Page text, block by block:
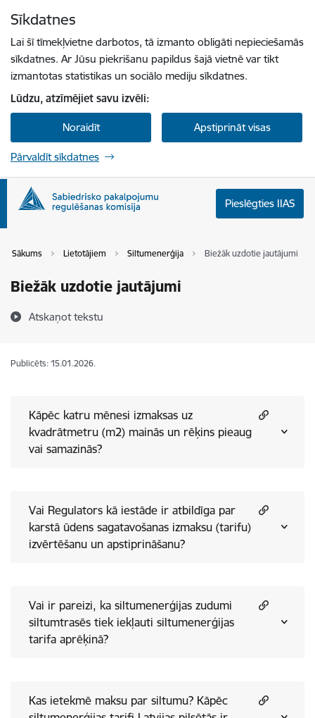
Sīkdatnes
Lai šī tīmekļvietne darbotos, tā izmanto obligāti nepieciešamās
sīkdatnes. Ar Jūsu piekrišanu papildus šajā vietnē var tikt
izmantotas statistikas un sociālo mediju sīkdatnes.
Lūdzu, atzīmējiet savu izvēli:
Noraidīt Apstiprināt visas
Pārvaldīt sīkdatnes
Pieslēgties IIAS
Sākums Lietotājiem Siltumenerģija Biežāk uzdotie jautājumi
Biežāk uzdotie jautājumi
Atskaņot tekstu
Publicēts: 15.01.2026.
Kāpēc katru mēnesi izmaksas uz
kvadrātmetru (m2) mainās un rēķins pieaug
vai samazinās?
Vai Regulators kā iestāde ir atbildīga par
karstā ūdens sagatavošanas izmaksu (tarifu)
izvērtēšanu un apstiprināšanu?
Vai ir pareizi, ka siltumenerģijas zudumi
siltumtrasēs tiek iekļauti siltumenerģijas
tarifa aprēķinā?
Kas ietekmē maksu par siltumu? Kāpēc